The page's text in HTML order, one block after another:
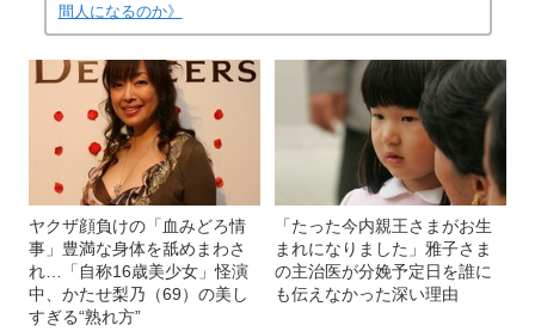
間人になるのか》
ヤクザ顔負けの「血みどろ情
事」豊満な身体を舐めまわさ
れ…「自称16歳美少女」怪演
中、かたせ梨乃（69）の美し
すぎる“熟れ方”
「たった今内親王さまがお生
まれになりました」雅子さま
の主治医が分娩予定日を誰に
も伝えなかった深い理由